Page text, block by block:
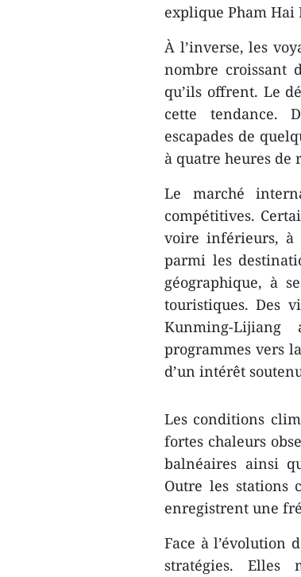
explique Pham Hai
À l’inverse, les
nombre croissant
qu’ils offrent. Le
cette tendance.
escapades de
à quatre heures de
Le marché
compétitives.
voire inférieurs, à
parmi les
géographique, à
touristiques. Des
Kunming-
programmes vers
d’un intérêt
Les conditions
fortes chaleurs
balnéaires ainsi
Outre les stations
enregistrent une
Face à l’évolution
stratégies. Elles